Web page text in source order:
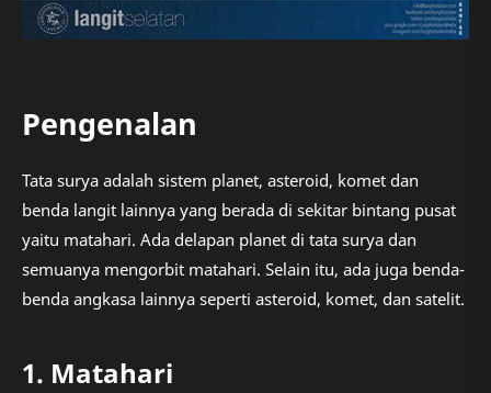
Pengenalan
Tata surya adalah sistem planet, asteroid, komet dan
benda langit lainnya yang berada di sekitar bintang pusat
yaitu matahari. Ada delapan planet di tata surya dan
semuanya mengorbit matahari. Selain itu, ada juga benda-
benda angkasa lainnya seperti asteroid, komet, dan satelit.
1. Matahari